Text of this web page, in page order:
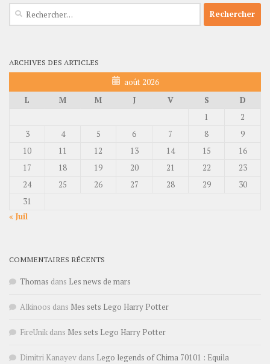
Rechercher :
ARCHIVES DES ARTICLES
août 2026
L
M M J V S
D
1
2
3
4 5 6 7 8
9
10
11 12 13 14 15
16
17
18 19 20 21 22
23
24
25 26 27 28 29
30
31
« Juil
COMMENTAIRES RÉCENTS
Thomas dans Les news de mars
Alkinoos dans Mes sets Lego Harry Potter
FireUnik dans Mes sets Lego Harry Potter
Dimitri Kanayev dans Lego legends of Chima 70101 : Equila